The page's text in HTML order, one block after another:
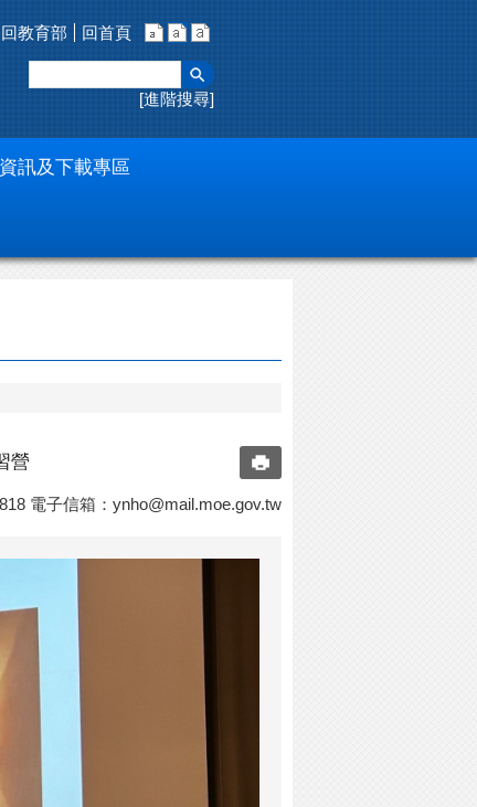
回教育部 回首頁
進階搜尋
訊及下載專區
營
電子信箱： ynho@mail.moe.gov.tw